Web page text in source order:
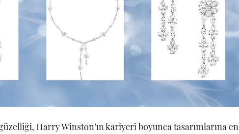
Harry Winston’ın kariyeri boyunca tasarımlarına en